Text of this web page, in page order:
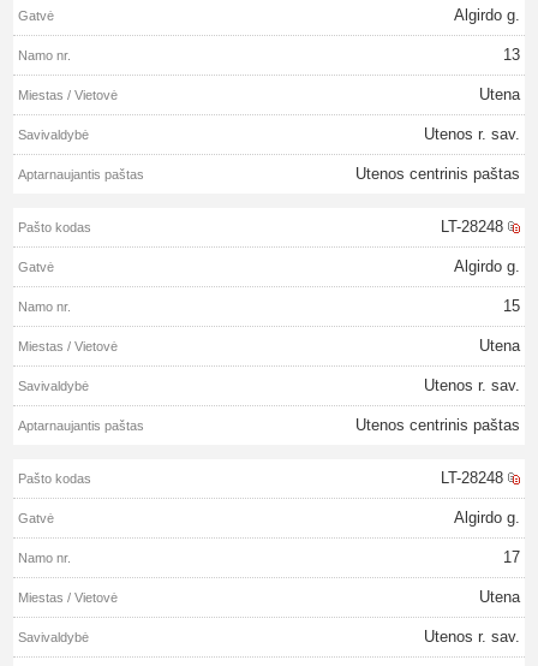
Algirdo g.
13
Utena
Utenos r. sav.
Utenos centrinis paštas
LT-28248
Algirdo g.
15
Utena
Utenos r. sav.
Utenos centrinis paštas
LT-28248
Algirdo g.
17
Utena
Utenos r. sav.